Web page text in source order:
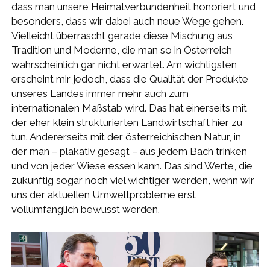
dass man unsere Heimatverbundenheit honoriert und
besonders, dass wir dabei auch neue Wege gehen.
Vielleicht überrascht gerade diese Mischung aus
Tradition und Moderne, die man so in Österreich
wahrscheinlich gar nicht erwartet. Am wichtigsten
erscheint mir jedoch, dass die Qualität der Produkte
unseres Landes immer mehr auch zum
internationalen Maßstab wird. Das hat einerseits mit
der eher klein strukturierten Landwirtschaft hier zu
tun. Andererseits mit der österreichischen Natur, in
der man – plakativ gesagt – aus jedem Bach trinken
und von jeder Wiese essen kann. Das sind Werte, die
zukünftig sogar noch viel wichtiger werden, wenn wir
uns der aktuellen Umweltprobleme erst
vollumfänglich bewusst werden.